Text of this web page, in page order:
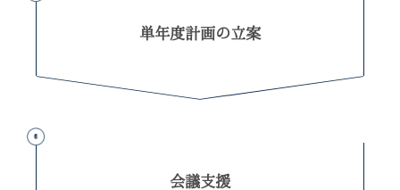
単年度計画の立案
会議支援